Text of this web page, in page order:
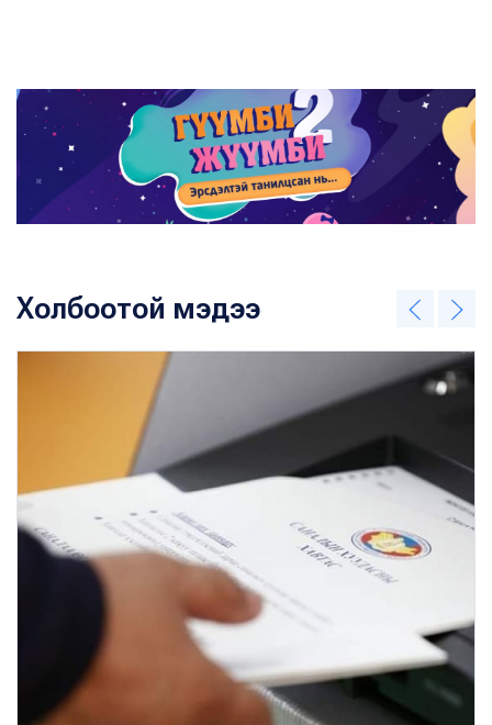
Холбоотой мэдээ